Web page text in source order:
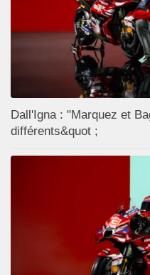
Dall'Igna : "Marquez et
différents&quot ;